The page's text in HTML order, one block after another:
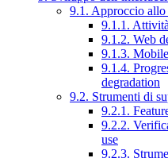
9.1. Approccio
9.1.1.
9.1.2. Web
9.1.3.
9.1.4.
degradation
9.2. Strumenti di
9.2.1.
9.2.2.
use
9.2.3.